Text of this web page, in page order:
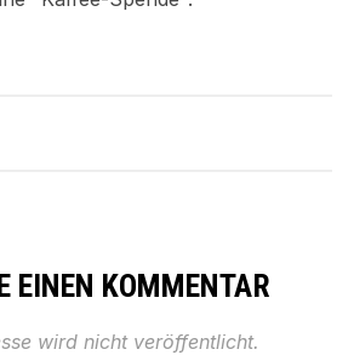
EINEN KOMMENTAR
wird nicht veröffentlicht.